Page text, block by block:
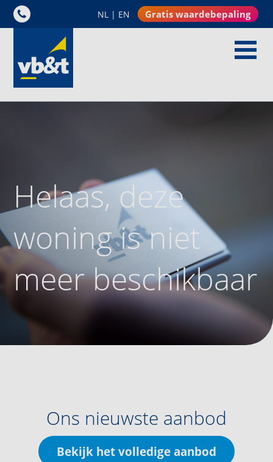
NL | EN Gratis waardebepaling
Helaas, deze
woning is niet
meer beschikbaar
Ons nieuwste aanbod
Bekijk het volledige aanbod